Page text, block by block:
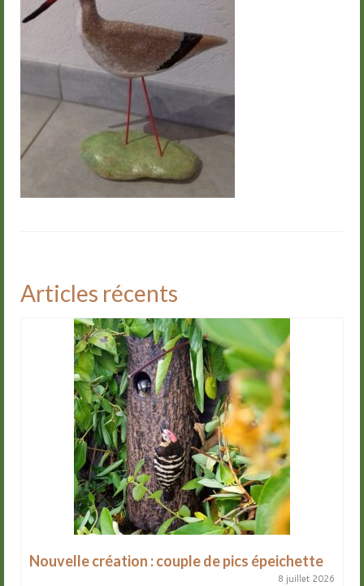
Groupes
Livre d’or
Contact
Articles récents
Nouvelle création : couple de pics épeichette
8 juillet 2026